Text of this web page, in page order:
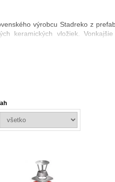
výrobcu Stadreko z
keramických vložiek.